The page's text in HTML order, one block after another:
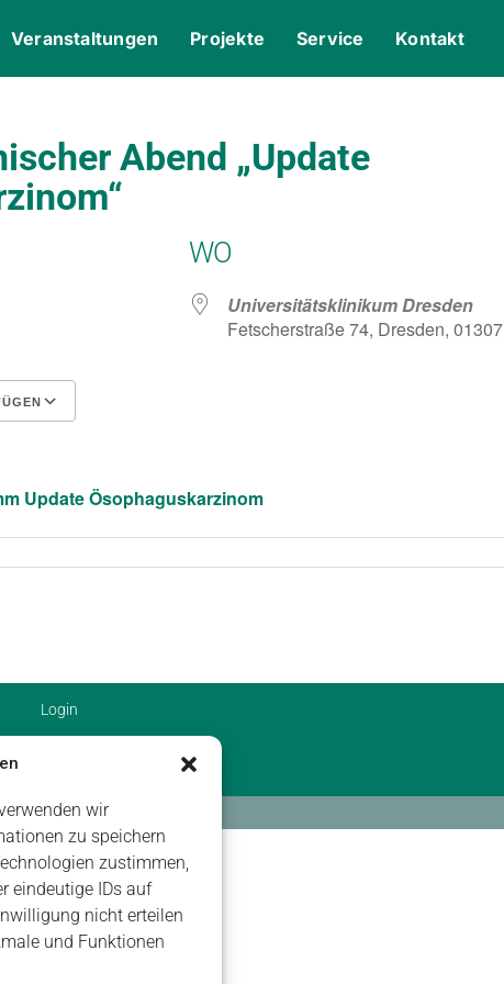
wir
zu speichern
zustimmen,
eindeutige IDs auf
nicht erteilen
und Funktionen
Veranstaltungen Projekte Service Kontakt
Abend „Update
WO
Universitätsklinikum Dresden
Fetscherstraße 74, Dresden, 01307
Update Ösophaguskarzinom
Login